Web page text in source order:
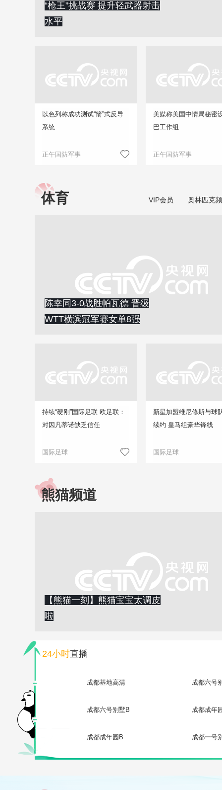
“枪王”挑战赛 提升轻武器射击
水平
以色列称成功测试“箭”式反导
系统
正午国防军事
美媒称美国中情局秘密
巴工作组
正午国防军事
体育 VIP会员 奥林匹克
陈幸同3-0战胜帕瓦德 晋级
WTT横滨冠军赛女单8强
持续“硬刚”国际足联 欧足联：
对因凡蒂诺缺乏信任
国际足球
新星加盟维尼修斯与球
续约 皇马组豪华锋线
国际足球
熊猫频道
【熊猫一刻】熊猫宝宝太调皮
啦
24小时直播
成都基地高清 成都六号
成都六号别墅B 成都成年
成都成年园B 成都一号